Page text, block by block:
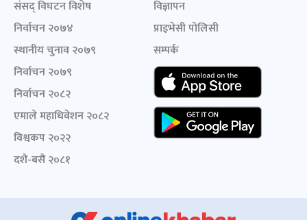
संसद् विघटन विशेष
निर्वाचन २०७४
स्थानीय चुनाव २०७९
निर्वाचन २०७९
निर्वाचन २०८२
एमाले महाधिवेशन २०८२
विश्वकप २०२२
दशैं-बसैं २०८१
विज्ञापन
प्राइभेसी पोलिसी
सम्पर्क